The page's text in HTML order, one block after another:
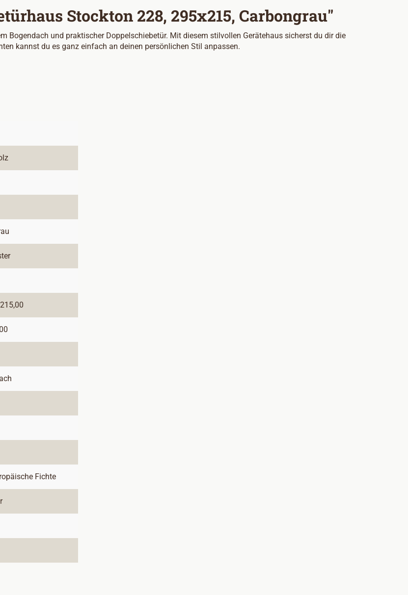
Stockton 228, 295x215, Carbongrau"
Bogendach und praktischer Doppelschiebetür. Mit diesem stilvollen Gerätehaus sicherst du dir die
kannst du es ganz einfach an deinen persönlichen Stil anpassen.
Fichte